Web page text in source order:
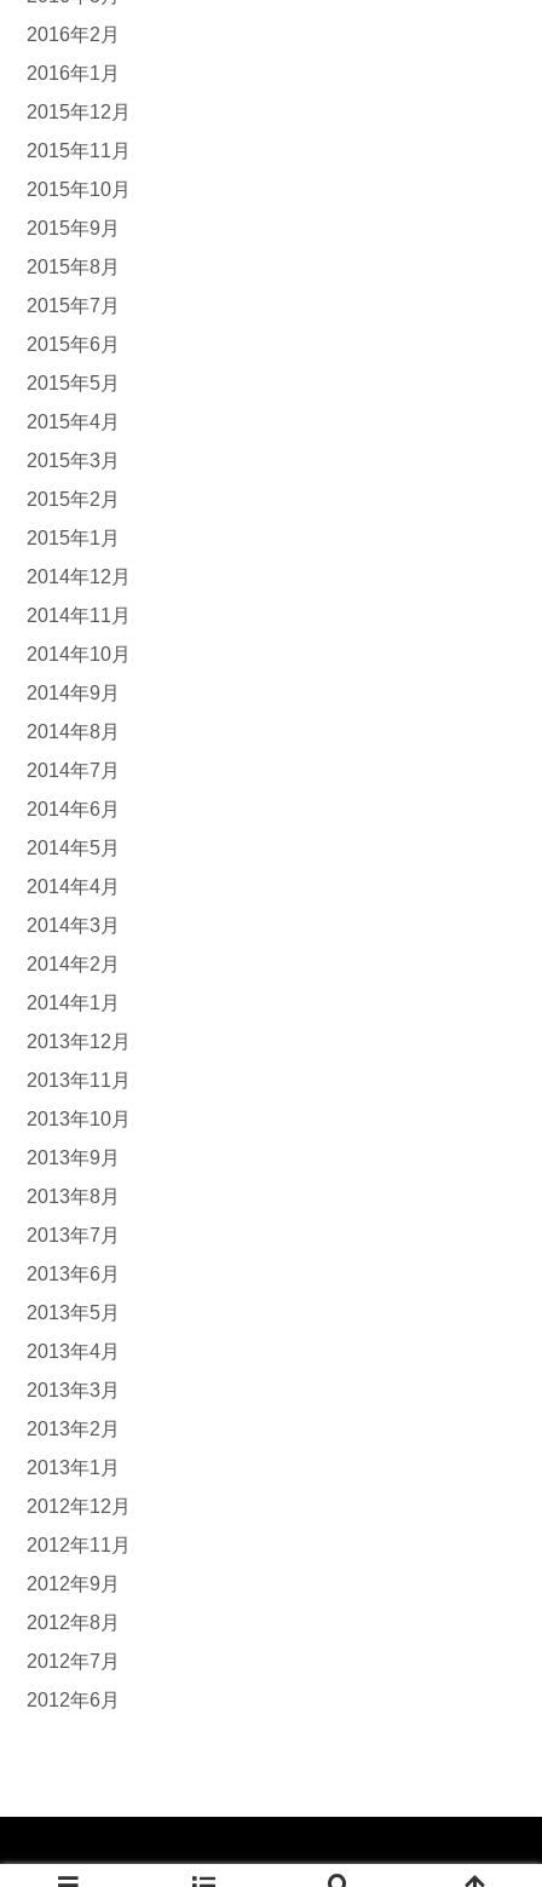
2016年2月
2016年1月
2015年12月
2015年11月
2015年10月
2015年9月
2015年8月
2015年7月
2015年6月
2015年5月
2015年4月
2015年3月
2015年2月
2015年1月
2014年12月
2014年11月
2014年10月
2014年9月
2014年8月
2014年7月
2014年6月
2014年5月
2014年4月
2014年3月
2014年2月
2014年1月
2013年12月
2013年11月
2013年10月
2013年9月
2013年8月
2013年7月
2013年6月
2013年5月
2013年4月
2013年3月
2013年2月
2013年1月
2012年12月
2012年11月
2012年9月
2012年8月
2012年7月
2012年6月